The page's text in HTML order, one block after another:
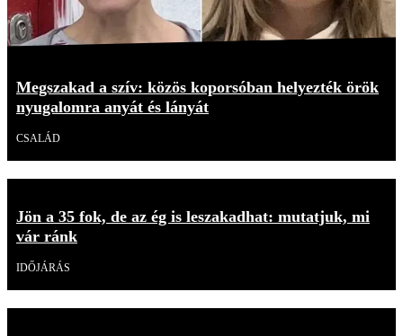
Megszakad a szív: közös koporsóban helyezték örök
nyugalomra anyát és lányát
CSALÁD
Jön a 35 fok, de az ég is leszakadhat: mutatjuk, mi
vár ránk
IDŐJÁRÁS